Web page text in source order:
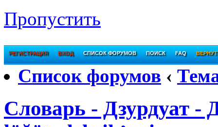
Пропустить
РЕГИСТРАЦИЯ ВХОД СПИСОК ФОРУМОВ ПОИСК FAQ
Список форумов ‹
Словарь - Дзурдуат